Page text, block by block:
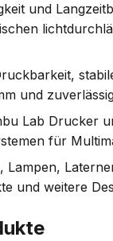
und
und
Lab Drucker
für
Lampen,
und weitere